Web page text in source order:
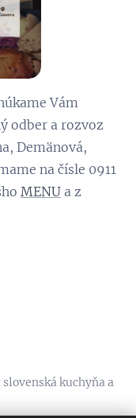
Vám
odber a rozvoz
Demänová,
na čísle 0911
MENU a z
kuchyňa a